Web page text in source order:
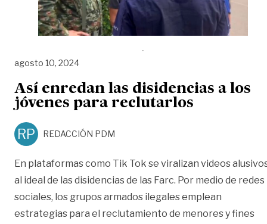
agosto 10, 2024
Así enredan las disidencias a los
jóvenes para reclutarlos
RP REDACCIÓN PDM
En plataformas como Tik Tok se viralizan videos
al ideal de las disidencias de las Farc. Por medio de redes
sociales, los grupos armados ilegales emplean
estrategias para el reclutamiento de menores y fines